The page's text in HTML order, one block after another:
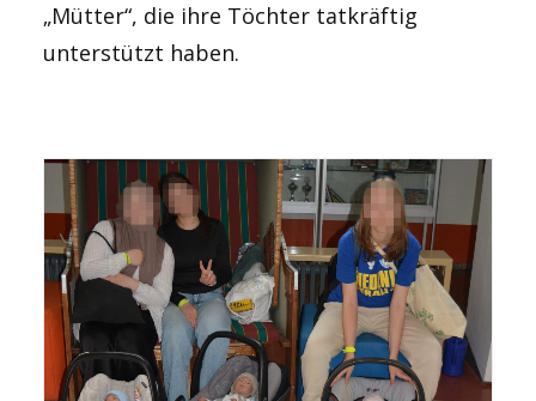
„Mütter“, die ihre Töchter tatkräftig
unterstützt haben.